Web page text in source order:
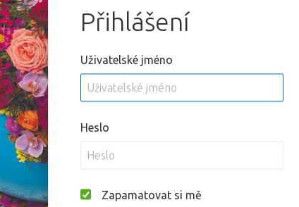
Přihlášení
Uživatelské jméno
Heslo
Zapamatovat si mě